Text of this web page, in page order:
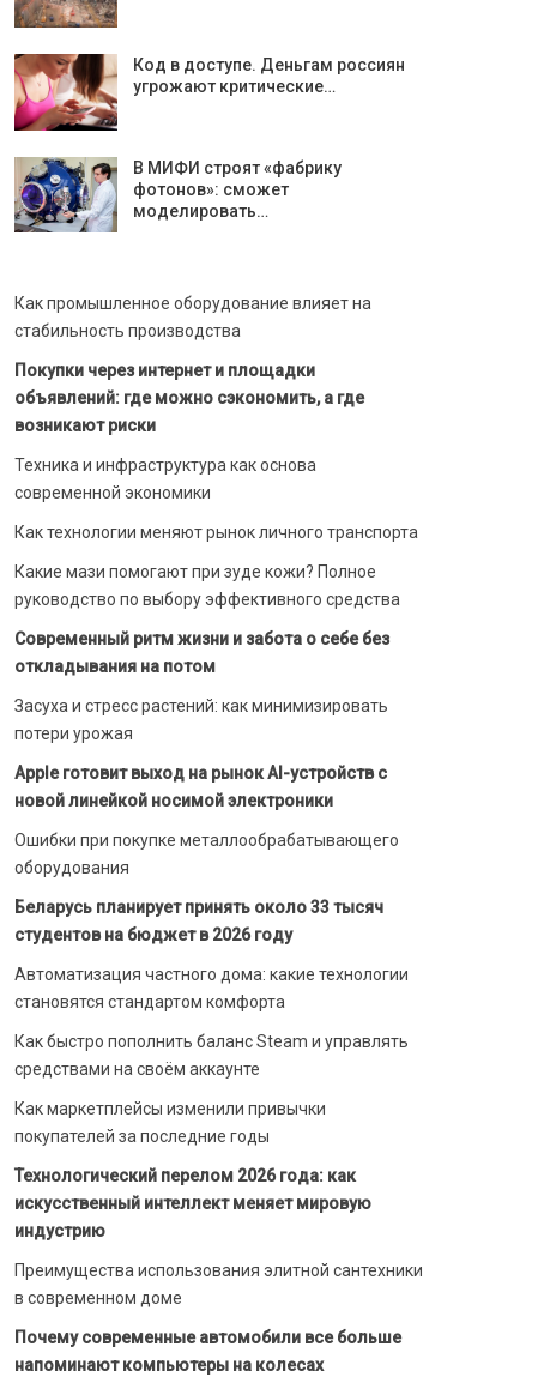
Код в доступе. Деньгам россиян
угрожают критические…
В МИФИ строят «фабрику
фотонов»: сможет
моделировать…
Как промышленное оборудование влияет на
стабильность производства
Покупки через интернет и площадки
объявлений: где можно сэкономить, а где
возникают риски
Техника и инфраструктура как основа
современной экономики
Как технологии меняют рынок личного транспорта
Какие мази помогают при зуде кожи? Полное
руководство по выбору эффективного средства
Современный ритм жизни и забота о себе без
откладывания на потом
Засуха и стресс растений: как минимизировать
потери урожая
Apple готовит выход на рынок AI-устройств с
новой линейкой носимой электроники
Ошибки при покупке металлообрабатывающего
оборудования
Беларусь планирует принять около 33 тысяч
студентов на бюджет в 2026 году
Автоматизация частного дома: какие технологии
становятся стандартом комфорта
Как быстро пополнить баланс Steam и управлять
средствами на своём аккаунте
Как маркетплейсы изменили привычки
покупателей за последние годы
Технологический перелом 2026 года: как
искусственный интеллект меняет мировую
индустрию
Преимущества использования элитной сантехники
в современном доме
Почему современные автомобили все больше
напоминают компьютеры на колесах